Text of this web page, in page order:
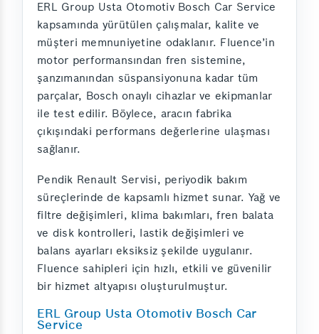
ERL Group Usta Otomotiv Bosch Car Service
kapsamında yürütülen çalışmalar, kalite ve
müşteri memnuniyetine odaklanır. Fluence’in
motor performansından fren sistemine,
şanzımanından süspansiyonuna kadar tüm
parçalar, Bosch onaylı cihazlar ve ekipmanlar
ile test edilir. Böylece, aracın fabrika
çıkışındaki performans değerlerine ulaşması
sağlanır.
Pendik Renault Servisi, periyodik bakım
süreçlerinde de kapsamlı hizmet sunar. Yağ ve
filtre değişimleri, klima bakımları, fren balata
ve disk kontrolleri, lastik değişimleri ve
balans ayarları eksiksiz şekilde uygulanır.
Fluence sahipleri için hızlı, etkili ve güvenilir
bir hizmet altyapısı oluşturulmuştur.
ERL Group Usta Otomotiv Bosch Car
Service